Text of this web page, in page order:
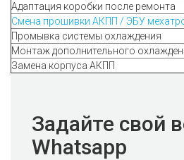
Адаптация коробки после ремонта
Смена прошивки АКПП / ЭБУ
Промывка системы охлаждения
Монтаж дополнительного
Замена корпуса АКПП
Задайте свой
Whatsapp